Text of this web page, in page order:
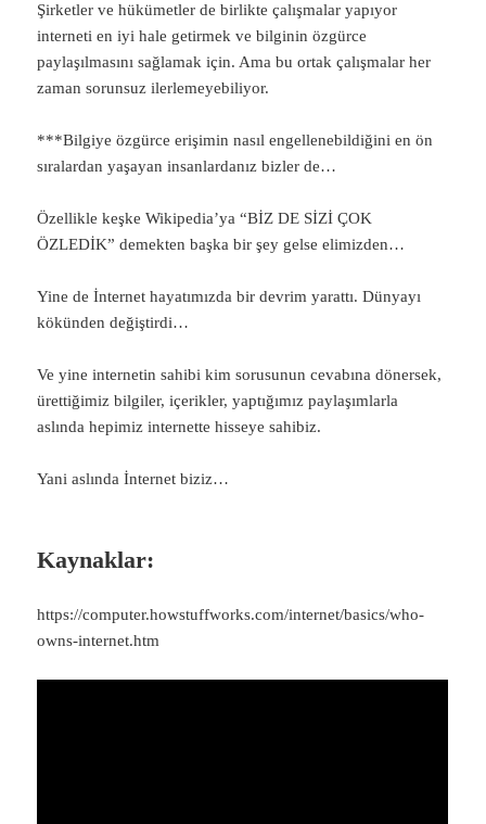
Şirketler ve hükümetler de birlikte çalışmalar yapıyor
interneti en iyi hale getirmek ve bilginin özgürce
paylaşılmasını sağlamak için. Ama bu ortak çalışmalar her
zaman sorunsuz ilerlemeyebiliyor.
***Bilgiye özgürce erişimin nasıl engellenebildiğini en ön
sıralardan yaşayan insanlardanız bizler de…
Özellikle keşke Wikipedia’ya “BİZ DE SİZİ ÇOK
ÖZLEDİK” demekten başka bir şey gelse elimizden…
Yine de İnternet hayatımızda bir devrim yarattı. Dünyayı
kökünden değiştirdi…
Ve yine internetin sahibi kim sorusunun cevabına dönersek,
ürettiğimiz bilgiler, içerikler, yaptığımız paylaşımlarla
aslında hepimiz internette hisseye sahibiz.
Yani aslında İnternet biziz…
Kaynaklar:
https://computer.howstuffworks.com/internet/basics/who-
owns-internet.htm